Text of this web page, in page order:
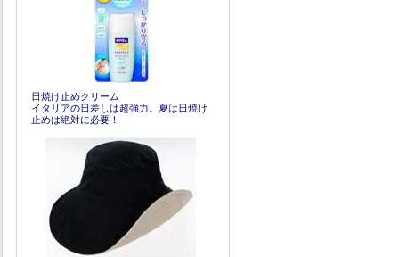
日焼け止めクリーム
イタリアの日差しは超強力。夏は日焼け
止めは絶対に必要！